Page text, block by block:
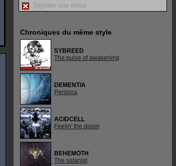
Signaler une erreur
Chroniques du même style
SYBREED
The pulse of awakening
DEMENTIA
Persona
ACIDCELL
Feelin' the doom
BEHEMOTH
The satanist